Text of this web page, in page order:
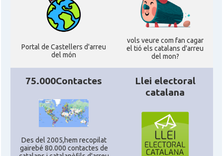
Portal de Castellers d'arreu
del món
vols veure com fan cagar
el tió els catalans d'arreu
del mon?
75.000Contactes
Des del 2005,hem recopilat
gairebé 80.000 contactes de
Llei electoral
catalana